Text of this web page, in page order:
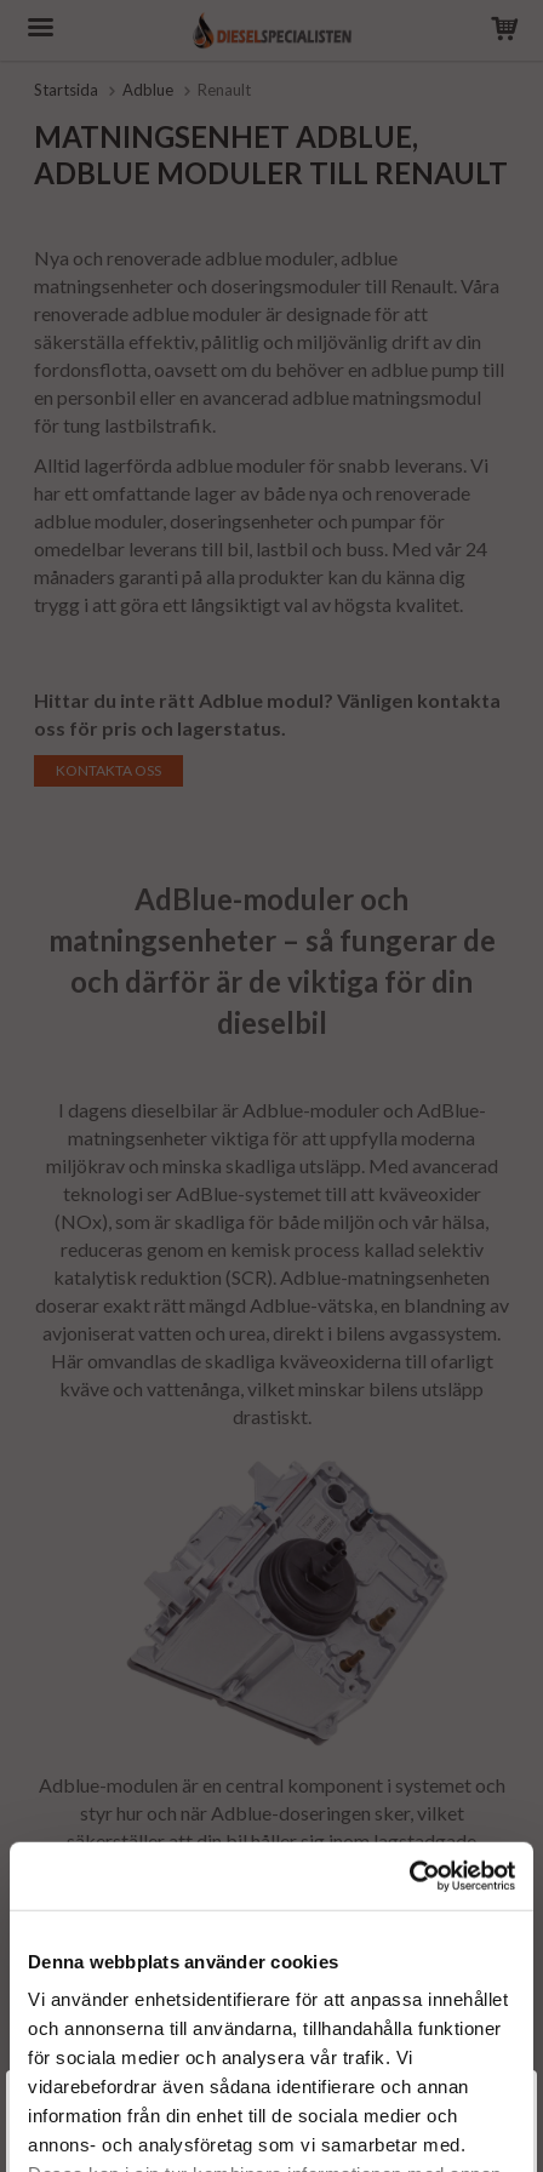
Denna webbplats använder cookies
Vi använder enhetsidentifierare för att anpassa innehållet
och annonserna till användarna, tillhandahålla funktioner
för sociala medier och analysera vår trafik. Vi
vidarebefordrar även sådana identifierare och annan
information från din enhet till de sociala medier och
annons- och analysföretag som vi samarbetar med.
Startsida Adblue Renault
MATNINGSENHET ADBLUE,
ADBLUE MODULER TILL RENAULT
Nya och renoverade adblue moduler, adblue
matningsenheter och doseringsmoduler till Renault. Våra
renoverade adblue moduler är designade för att
säkerställa effektiv, pålitlig och miljövänlig drift av din
fordonsflotta, oavsett om du behöver en adblue pump till
en personbil eller en avancerad adblue matningsmodul
för tung lastbilstrafik.
Alltid lagerförda adblue moduler för snabb leverans. Vi
har ett omfattande lager av både nya och renoverade
adblue moduler, doseringsenheter och pumpar för
omedelbar leverans till bil, lastbil och buss. Med vår 24
månaders garanti på alla produkter kan du känna dig
trygg i att göra ett långsiktigt val av högsta kvalitet.
Hittar du inte rätt Adblue modul? Vänligen kontakta
oss för pris och lagerstatus.
KONTAKTA OSS
AdBlue-moduler och
matningsenheter – så fungerar de
och därför är de viktiga för din
dieselbil
I dagens dieselbilar är Adblue-moduler och AdBlue-
matningsenheter viktiga för att uppfylla moderna
miljökrav och minska skadliga utsläpp. Med avancerad
teknologi ser AdBlue-systemet till att kväveoxider
(NOx), som är skadliga för både miljön och vår hälsa,
reduceras genom en kemisk process kallad selektiv
katalytisk reduktion (SCR). Adblue-matningsenheten
doserar exakt rätt mängd Adblue-vätska, en blandning av
avjoniserat vatten och urea, direkt i bilens avgassystem.
Här omvandlas de skadliga kväveoxiderna till ofarligt
kväve och vattenånga, vilket minskar bilens utsläpp
drastiskt.
Adblue-modulen är en central komponent i systemet och
styr hur och när Adblue-doseringen sker, vilket
säkerställer att din bil håller sig inom lagstadgade
utsläppsgränser. En väl fungerande Adblue-modul och
Adblue-matningsenhet är inte bara avgörande för miljön
långsiktig motorhälsa. Genom att hålla bilens Adblue-
system i toppskick undviker du också potentiella
problem med framtida utsläppstester och kostsamma
reparationer som kan uppstå när Adblue-systemet är ur
funktion.
Välkommen till
Dieselspecialisten.se